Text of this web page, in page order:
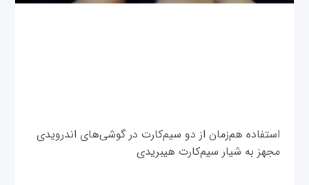
استفاده هم‌زمان از دو سیم‌کارت در گوشی‌های اندرویدی
مجهز به شیار سیم‌کارت هیبریدی